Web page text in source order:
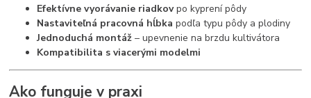
Efektívne vyorávanie riadkovpo kyprení pôdy
Nastaviteľná pracovná hĺbka podľa typu pôdy a plodiny
Jednoduchá montáž – upevnenie na brzdu kultivátora
Kompatibilita s viacerými modelmi
Ako funguje v praxi